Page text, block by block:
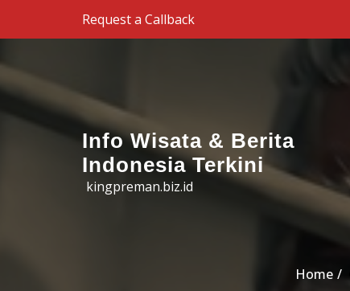
Skip to the contentRequest a Callback
Info Wisata & Berita
Indonesia Terkini
kingpreman.biz.id
Home